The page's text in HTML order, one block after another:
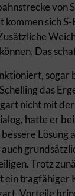
von
sich
Das
das
nicht mit
hatte er
Trotz
ein
Vorteile